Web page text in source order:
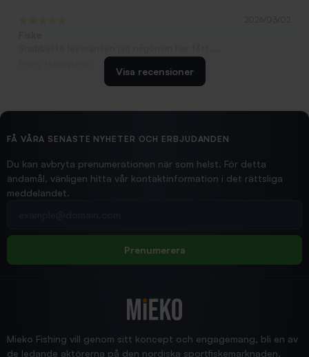
2026/02/19
Hittade exakt vad jag behövde. Snabb och bra...
Jensa
Visa recensioner
FÅ VÅRA SENASTE NYHETER OCH ERBJUDANDEN
Du kan avbryta prenumerationen när som helst. För detta
ändamål, vänligen hitta vår kontaktinformation i det rättsliga
meddelandet.
Prenumerera
Mieko Fishing vill genom sitt koncept och engagemang, bli en av
de ledande aktörerna på den nordiska sportfiskemarknaden.